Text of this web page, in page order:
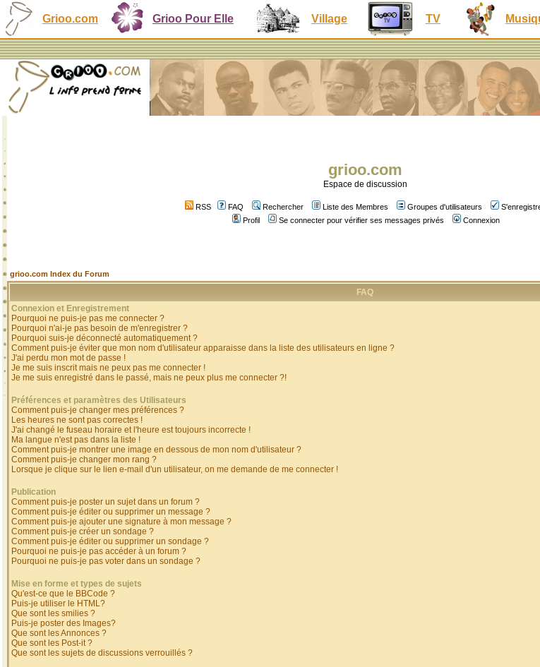
Grioo.com Grioo Pour Elle Village TV
grioo.com
Espace de discussion
RSS FAQ Rechercher Liste des Membres Groupes d'utilisateurs
Profil
Se connecter pour vérifier ses messages privés Connexion
grioo.com Index du Forum
FAQ
Connexion et Enregistrement
Pourquoi ne puis-je pas me connecter ?
Pourquoi n'ai-je pas besoin de m'enregistrer ?
Pourquoi suis-je déconnecté automatiquement ?
Comment puis-je éviter que mon nom d'utilisateur apparaisse dans la liste des utilisateurs en ligne ?
J'ai perdu mon mot de passe !
Je me suis inscrit mais ne peux pas me connecter !
Je me suis enregistré dans le passé, mais ne peux plus me connecter ?!
Préférences et paramètres des Utilisateurs
Comment puis-je changer mes préférences ?
Les heures ne sont pas correctes !
J'ai changé le fuseau horaire et l'heure est toujours incorrecte !
Ma langue n'est pas dans la liste !
Comment puis-je montrer une image en dessous de mon nom d'utilisateur ?
Comment puis-je changer mon rang ?
Lorsque je clique sur le lien e-mail d'un utilisateur, on me demande de me connecter !
Publication
Comment puis-je poster un sujet dans un forum ?
Comment puis-je éditer ou supprimer un message ?
Comment puis-je ajouter une signature à mon message ?
Comment puis-je créer un sondage ?
Comment puis-je éditer ou supprimer un sondage ?
Pourquoi ne puis-je pas accéder à un forum ?
Pourquoi ne puis-je pas voter dans un sondage ?
Mise en forme et types de sujets
Qu'est-ce que le BBCode ?
Puis-je utiliser le HTML?
Que sont les smilies ?
Puis-je poster des Images?
Que sont les Annonces ?
Que sont les Post-it ?
Que sont les sujets de discussions verrouillés ?